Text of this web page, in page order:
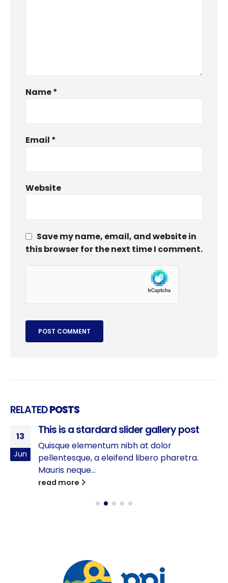
Name*
Email *
Website
Save my name, email, and website in
this browser for the next time I comment.
RELATEDPOSTS
13
Jun
This is a stardard slider gallery post
Quisque elementum nibh at dolor
pellentesque, a eleifend libero pharetra.
Mauris neque...
read more